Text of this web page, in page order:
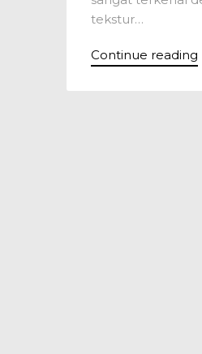
tekstur…
Continue reading